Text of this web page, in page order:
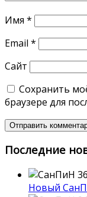
Имя *
Email *
Сайт
Сохранить
браузере для
Последние
Новый